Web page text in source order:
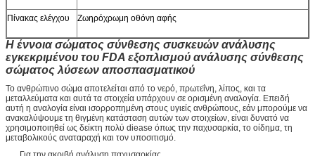
Πίνακας ελέγχου Ζωηρόχρωμη οθόνη αφής
Η έννοια σώματος σύνθεσης συσκευών ανάλυσης
εγκεκριμένου του FDA εξοπλισμού ανάλυσης σύνθεσης
σώματος λύσεων αποσπασματικού
Το ανθρώπινο σώμα αποτελείται από το νερό, πρωτεΐνη, λίπος, και τα
μεταλλεύματα και αυτά τα στοιχεία υπάρχουν σε ορισμένη αναλογία. Επειδή
αυτή η αναλογία είναι ισορροπημένη στους υγιείς ανθρώπους, εάν μπορούμε να
ανακαλύψουμε τη θιγμένη κατάσταση αυτών των στοιχείων, είναι δυνατό να
χρησιμοποιηθεί ως δείκτη πολύ diease όπως την παχυσαρκία, το οίδημα, τη
μεταβολικούς αναταραχή και τον υποσιτισμό.